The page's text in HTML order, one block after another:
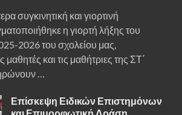
συγκινητική και γιορτινή
η γιορτή λήξης του
2026 του σχολείου μας,
και τις μαθήτριες της ΣΤ΄
…
Επίσκεψη Ειδικών Επιστημόνων